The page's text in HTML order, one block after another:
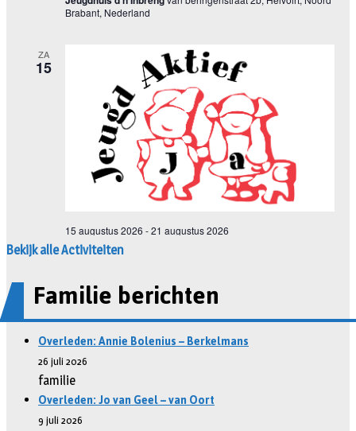
Bekijk alle Activiteiten
Familie berichten
Overleden: Annie Bolenius – Berkelmans
26 juli 2026
familie
Overleden: Jo van Geel – van Oort
9 juli 2026